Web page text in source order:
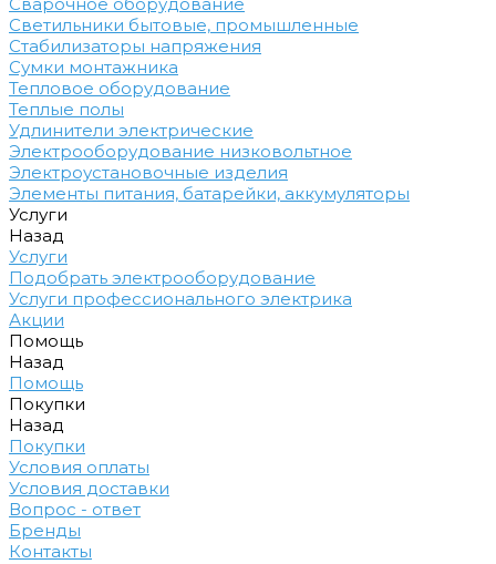
Светильники бытовые, промышленные
Стабилизаторы напряжения
Сумки монтажника
Тепловое оборудование
Теплые полы
Удлинители электрические
Электрооборудование низковольтное
Электроустановочные изделия
Элементы питания, батарейки, аккумуляторы
Услуги
Назад
Услуги
Подобрать электрооборудование
Услуги профессионального электрика
Акции
Помощь
Назад
Помощь
Покупки
Назад
Покупки
Условия оплаты
Условия доставки
Вопрос - ответ
Бренды
Контакты